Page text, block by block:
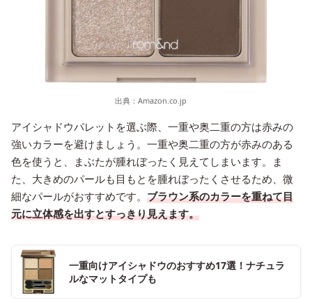
出典： Amazon.co.jp
アイシャドウパレットを選ぶ際、一重や奥二重の方は赤みの
強いカラーを避けましょう。一重や奥二重の方が赤みのある
色を使うと、まぶたが腫れぼったく見えてしまいます。ま
た、大きめのパールも目もとを腫れぼったくさせるため、微
細なパールがおすすめです。 ブラウン系のカラーを重ねて目
元に立体感を出すとすっきり見えます。
一重向けアイシャドウのおすすめ17選！ナチュラ
ルなマットタイプも